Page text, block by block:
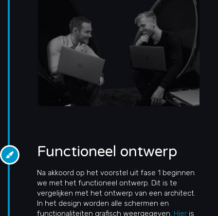
Functioneel ontwerp
Na akkoord op het voorstel uit fase 1 beginnen
we met het functioneel ontwerp. Dit is te
vergelijken met het ontwerp van een architect.
In het design worden alle schermen en
functionaliteiten grafisch weergegeven. Hier is